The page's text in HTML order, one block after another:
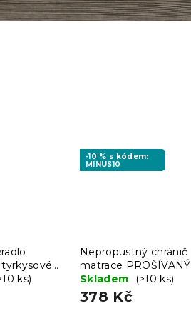
tyrkysové
ks)
-10 % s kódem:
MINUS10
Nepropustný chránič
matrace PROŠÍVANÝ
140 x 200 cm
Skladem (>10 ks)
378 Kč